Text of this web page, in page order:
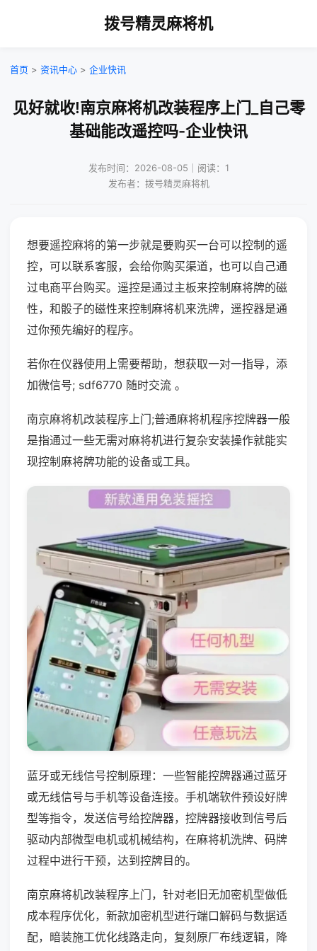
拨号精灵麻将机
首页 > 资讯中心 > 企业快讯
见好就收!南京麻将机改装程序上门_自己零
基础能改遥控吗-企业快讯
发布时间：2026-08-05｜阅读：1
发布者：拨号精灵麻将机
想要遥控麻将的第一步就是要购买一台可以控制的遥
控，可以联系客服，会给你购买渠道，也可以自己通
过电商平台购买。遥控是通过主板来控制麻将牌的磁
性，和骰子的磁性来控制麻将机来洗牌，遥控器是通
过你预先编好的程序。
若你在仪器使用上需要帮助，想获取一对一指导，添
加微信号; sdf6770 随时交流 。
南京麻将机改装程序上门;普通麻将机程序控牌器一般
是指通过一些无需对麻将机进行复杂安装操作就能实
现控制麻将牌功能的设备或工具。
蓝牙或无线信号控制原理：一些智能控牌器通过蓝牙
或无线信号与手机等设备连接。手机端软件预设好牌
型等指令，发送信号给控牌器，控牌器接收到信号后
驱动内部微型电机或机械结构，在麻将机洗牌、码牌
过程中进行干预，达到控牌目的。
南京麻将机改装程序上门，针对老旧无加密机型做低
成本程序优化，新款加密机型进行端口解码与数据适
配，暗装施工优化线路走向，复刻原厂布线逻辑，降